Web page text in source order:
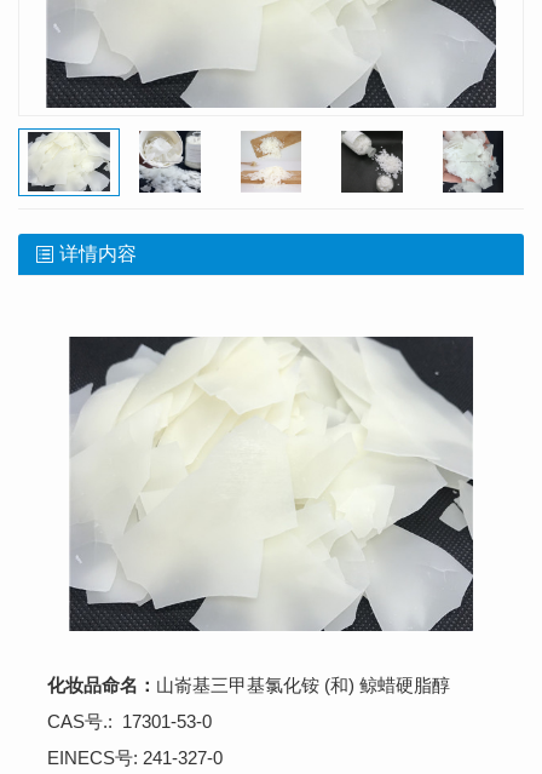
详情内容
化妆品命名： 山嵛基三甲基氯化铵 (和) 鲸蜡硬脂醇
CAS号.: 17301-53-0
EINECS号: 241-327-0